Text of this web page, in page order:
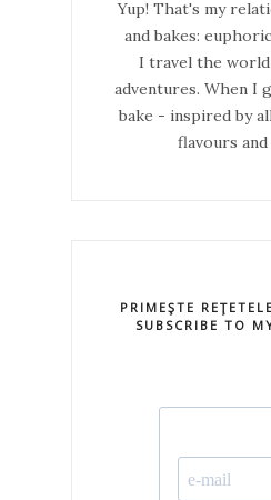
Yup! That's my
and bakes:
I travel the
adventures. When I
bake - inspired by
flavours and
PRIMEŞTE
SUBSCRIBE TO